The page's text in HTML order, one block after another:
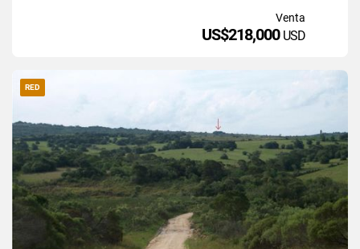
Venta
US$218,000 USD
RED